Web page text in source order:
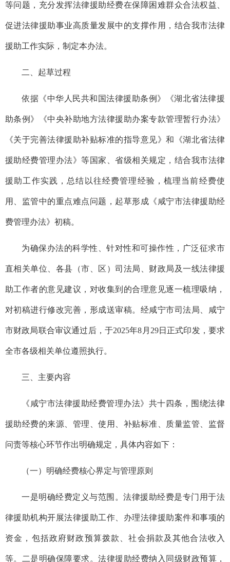
等问题，充分发挥法律援助经费在保障困难群众合法权益、
促进法律援助事业高质量发展中的支撑作用，结合我市法律
援助工作实际，制定本办法。
二、起草过程
依据《中华人民共和国法律援助条例》《湖北省法律援
助条例》《中央补助地方法律援助办案专款管理暂行办法》
《关于完善法律援助补贴标准的指导意见》和《湖北省法律
援助经费管理办法》等国家、省级相关规定，结合我市法律
援助工作实践，总结以往经费管理经验，梳理当前经费使
用、监管中的重点难点问题，起草形成《咸宁市法律援助经
费管理办法》初稿。
为确保办法的科学性、针对性和可操作性，广泛征求市
直相关单位、各县（市、区）司法局、财政局及一线法律援
助工作者的意见建议，对收集到的合理意见逐一梳理吸纳，
对初稿进行修改完善，形成送审稿。经咸宁市司法局、咸宁
市财政局联合审议通过后，于2025年8月29日正式印发，要求
全市各级相关单位遵照执行。
三、主要内容
《咸宁市法律援助经费管理办法》共十四条，围绕法律
援助经费的来源、管理、使用、补贴标准、质量监管、监督
问责等核心环节作出明确规定，具体内容如下：
（一）明确经费核心界定与管理原则
一是明确经费定义与范围。法律援助经费是专门用于法
律援助机构开展法律援助工作、办理法律援助案件和事项的
资金，包括政府财政预算拨款、社会捐款及其他合法收入
等。二是明确保障要求。法律援助经费纳入同级财政预算，